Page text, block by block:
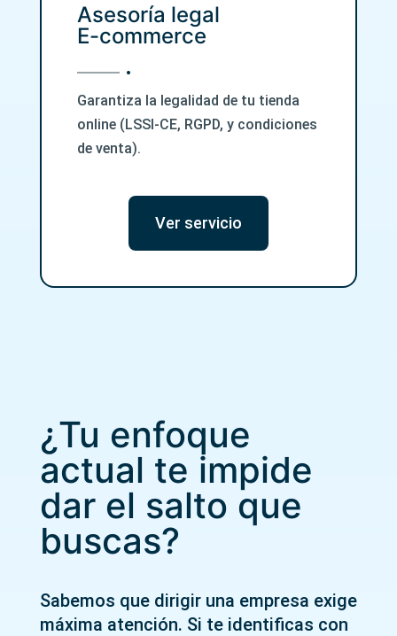
Asesoría legal
E-commerce
Garantiza la legalidad de tu tienda
online (LSSI-CE, RGPD, y condiciones
de venta).
Ver servicio
¿Tu enfoque
actual te impide
dar el salto que
buscas?
Sabemos que dirigir una empresa exige
máxima atención. Si te identificas con